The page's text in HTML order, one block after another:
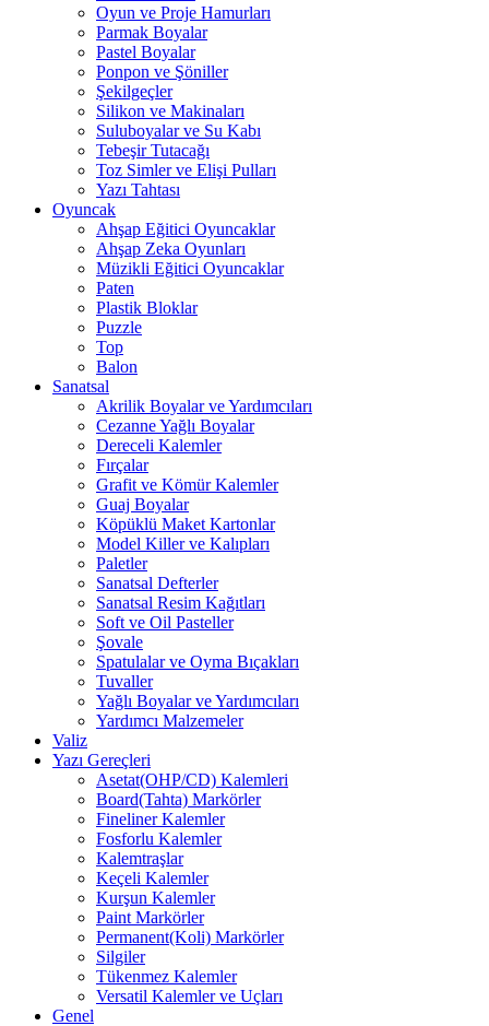
Oyun ve Proje Hamurları
Parmak Boyalar
Pastel Boyalar
Ponpon ve Şöniller
Şekilgeçler
Silikon ve Makinaları
Suluboyalar ve Su Kabı
Tebeşir Tutacağı
Toz Simler ve Elişi Pulları
Yazı Tahtası
Oyuncak
Ahşap Eğitici Oyuncaklar
Ahşap Zeka Oyunları
Müzikli Eğitici Oyuncaklar
Paten
Plastik Bloklar
Puzzle
Top
Balon
Sanatsal
Akrilik Boyalar ve Yardımcıları
Cezanne Yağlı Boyalar
Dereceli Kalemler
Fırçalar
Grafit ve Kömür Kalemler
Guaj Boyalar
Köpüklü Maket Kartonlar
Model Killer ve Kalıpları
Paletler
Sanatsal Defterler
Sanatsal Resim Kağıtları
Soft ve Oil Pasteller
Şovale
Spatulalar ve Oyma Bıçakları
Tuvaller
Yağlı Boyalar ve Yardımcıları
Yardımcı Malzemeler
Valiz
Yazı Gereçleri
Asetat(OHP/CD) Kalemleri
Board(Tahta) Markörler
Fineliner Kalemler
Fosforlu Kalemler
Kalemtraşlar
Keçeli Kalemler
Kurşun Kalemler
Paint Markörler
Permanent(Koli) Markörler
Silgiler
Tükenmez Kalemler
Versatil Kalemler ve Uçları
Genel